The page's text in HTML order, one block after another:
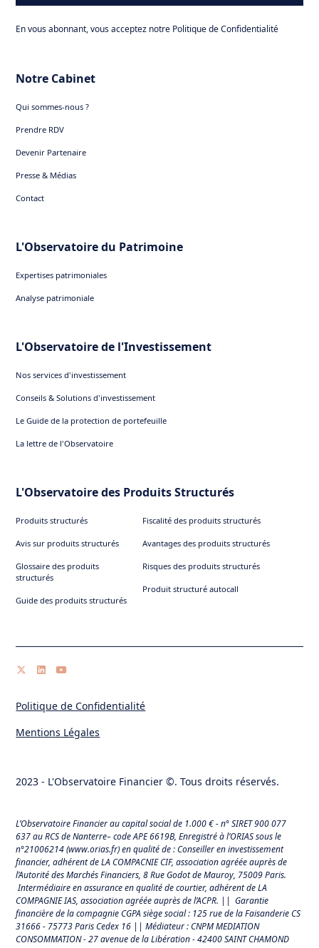
En vous abonnant, vous acceptez notre Politique de Confidentialité
Notre Cabinet
Qui sommes-nous ?
Prendre RDV
Devenir Partenaire
Presse & Médias
Contact
L'Observatoire du Patrimoine
Expertises patrimoniales
Analyse patrimoniale
L'Observatoire de l'Investissement
Nos services d'investissement
Conseils & Solutions d'investissement
Le Guide de la protection de portefeuille
La lettre de l'Observatoire
L'Observatoire des Produits Structurés
Produits structurés
Avis sur produits structurés
Glossaire des produits
structurés
Guide des produits structurés
Fiscalité des produits structurés
Avantages des produits structurés
Risques des produits structurés
Produit structuré autocall
2023 - L'Observatoire Financier ©. Tous droits réservés.
Politique de Confidentialité
Mentions Légales
L’Observatoire Financier au capital social de 1.000 € - n° SIRET 900 077
637 au RCS de Nanterre– code APE 6619B, Enregistré à l’ORIAS sous le
n°21006214 (www.orias.fr) en qualité de : Conseiller en investissement
financier, adhérent de LA COMPACNIE CIF, association agréée auprès de
l’Autorité des Marchés Financiers, 8 Rue Godot de Mauroy, 75009 Paris.
Intermédiaire en assurance en qualité de courtier, adhérent de LA
COMPAGNIE IAS, association agréée auprès de l’ACPR. || Garantie
financière de la compagnie CGPA siège social : 125 rue de la Faisanderie CS
31666 - 75773 Paris Cedex 16 || Médiateur : CNPM MEDIATION
CONSOMMATION - 27 avenue de la Libération - 42400 SAINT CHAMOND